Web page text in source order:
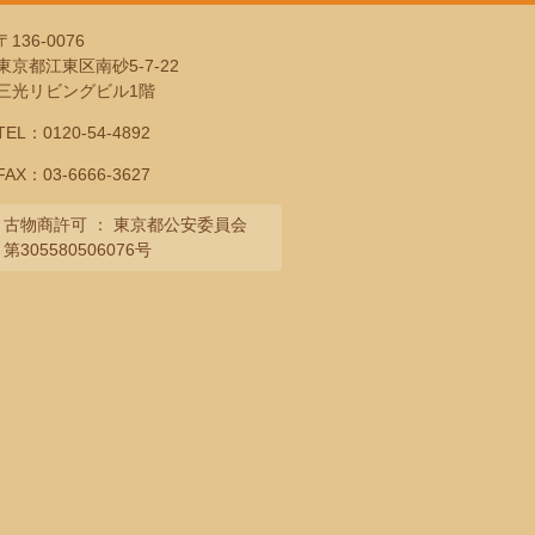
136-0076
京都江東区南砂5-7-22
光リビングビル1階
： 0120-54-4892
：03-6666-3627
古物商許可 ： 東京都公安委員会
第305580506076号